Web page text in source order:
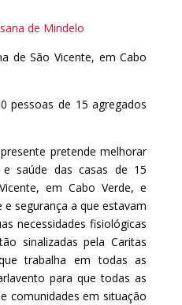
de Mindelo
de São Vicente, em Cabo
pessoas de 15 agregados
pretende melhorar
saúde das casas de 15
em Cabo Verde, e
segurança a que estavam
necessidades fisiológicas
sinalizadas pela Caritas
trabalha em todas as
para que todas as
comunidades em situação